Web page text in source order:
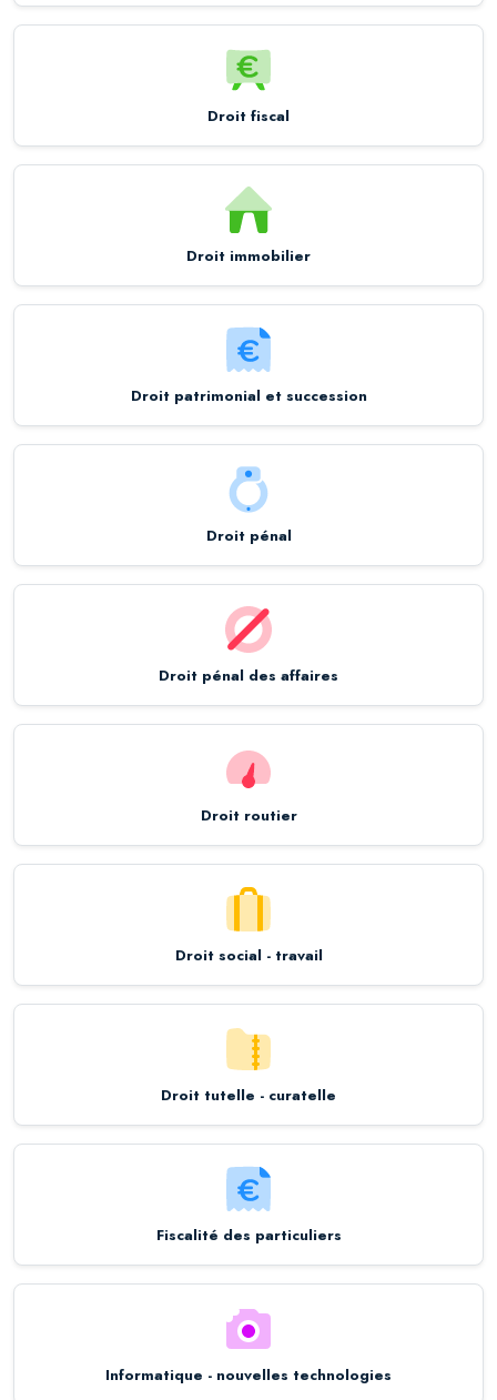
Droit fiscal
Droit immobilier
Droit patrimonial et succession
Droit pénal
Droit pénal des affaires
Droit routier
Droit social - travail
Droit tutelle - curatelle
Fiscalité des particuliers
Informatique - nouvelles technologies